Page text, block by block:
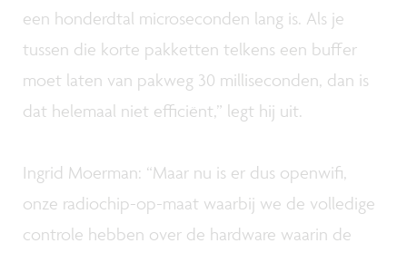
een honderdtal microseconden lang is. Als je
tussen die korte pakketten telkens een buffer
moet laten van pakweg 30 milliseconden, dan is
dat helemaal niet efficiënt,” legt hij uit.
Ingrid Moerman: “Maar nu is er dus openwifi,
onze radiochip-op-maat waarbij we de volledige
controle hebben over de hardware waarin de